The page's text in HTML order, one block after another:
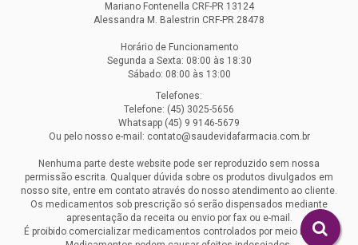
Mariano Fontenella CRF-PR 13124
Alessandra M. Balestrin CRF-PR 28478
Horário de Funcionamento
Segunda a Sexta: 08:00 às 18:30
Sábado: 08:00 às 13:00
Telefones:
Telefone: (45) 3025-5656
Whatsapp (45) 9 9146-5679
Ou pelo nosso e-mail: contato@saudevidafarmacia.com.br
Nenhuma parte deste website pode ser reproduzido sem nossa
permissão escrita. Qualquer dúvida sobre os produtos divulgados em
nosso site, entre em contato através do nosso atendimento ao cliente.
Os medicamentos sob prescrição só serão dispensados mediante
apresentação da receita ou envio por fax ou e-mail.
É proibido comercializar medicamentos controlados por meio remoto.